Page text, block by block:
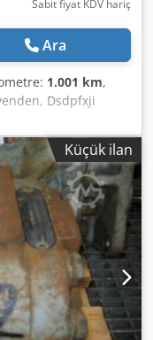
Sabit fiyat KDV hariç
Ara
1.001 km,
Dsdpfxji
silindirli motor no.
OLARAK
saklıdır!Küçük ilan